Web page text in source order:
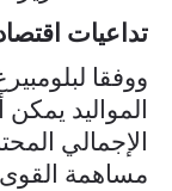
تداعيات
ووفقا
المواليد
الإجمالي
مساهمة القوى